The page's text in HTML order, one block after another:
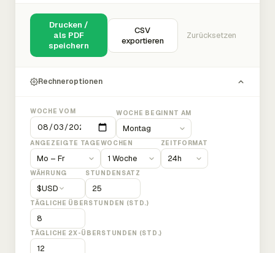
Drucken /
als PDF
speichern
CSV
exportieren
Zurücksetzen
Rechneroptionen
WOCHE VOM WOCHE BEGINNT AM
ANGEZEIGTE TAGEWOCHEN ZEITFORMAT
WÄHRUNG
$USD
STUNDENSATZ
TÄGLICHE ÜBERSTUNDEN (STD.)
TÄGLICHE 2X-ÜBERSTUNDEN (STD.)